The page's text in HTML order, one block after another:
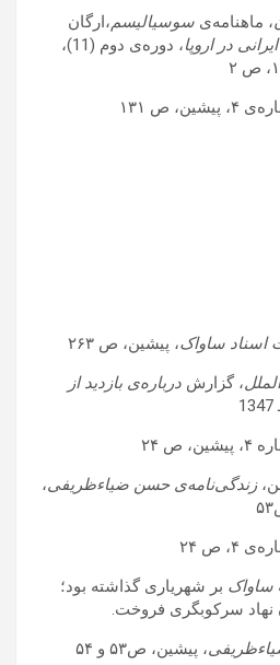
، ماهنامه‌ی سوسیالیسم،ارگان
در اروپا
، دوره‌ی دوم (11)،
ص ۱۳۱
اسناد ساواک، پیشین، ص ۲۶۳
، گزارش درباره‌ی بازدید از
ص ۲۴
زندگی‌نامه‌ی حسن ضیاءظریفی،
۴، ص ۲۴
ساواک بر شهریاری گذاشته بود؛
نهاد سرکوبگری فروخت.
، پیشین، ص۵۳ و ۵۴